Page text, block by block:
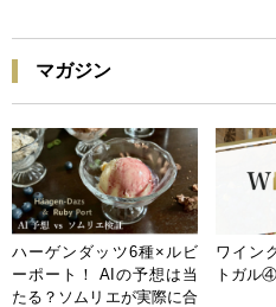
マガジン
ハーゲンダッツ6種×ルビ
ーポート！ AIの予想は当
たる？ソムリエが実際に合
ワイン
トガル④